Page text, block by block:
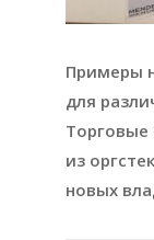
Примеры
для
Торговые
из
новых